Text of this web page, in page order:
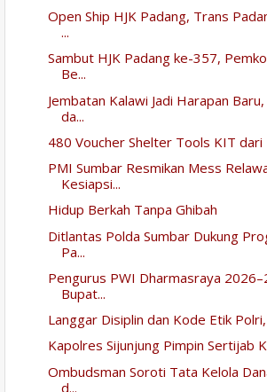
Open Ship HJK Padang, Trans
...
Sambut HJK Padang ke-357,
Be...
Jembatan Kalawi Jadi Harapan
da...
480 Voucher Shelter Tools KIT dari
PMI Sumbar Resmikan Mess
Kesiapsi...
Hidup Berkah Tanpa Ghibah
Ditlantas Polda Sumbar Dukung
Pa...
Pengurus PWI Dharmasraya
Bupat...
Langgar Disiplin dan Kode Etik
Kapolres Sijunjung Pimpin Sertijab
Ombudsman Soroti Tata Kelola
d...